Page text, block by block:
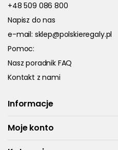
+48 509 086 800
Napisz do nas
e-mail: sklep@polskieregaly.pl
Pomoc:
Nasz poradnik FAQ
Kontakt z nami
Informacje
Moje konto